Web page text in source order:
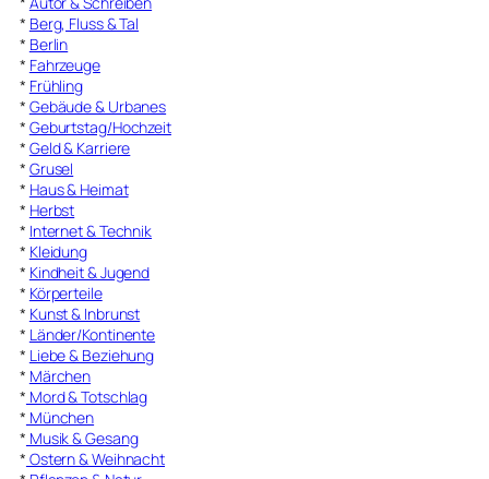
* Berg, Fluss & Tal
* Berlin
* Fahrzeuge
* Frühling
* Gebäude & Urbanes
* Geburtstag/Hochzeit
* Geld & Karriere
* Grusel
* Haus & Heimat
* Herbst
* Internet & Technik
* Kleidung
* Kindheit & Jugend
* Körperteile
* Kunst & Inbrunst
* Länder/Kontinente
* Liebe & Beziehung
* Märchen
* Mord & Totschlag
* München
* Musik & Gesang
* Ostern & Weihnacht